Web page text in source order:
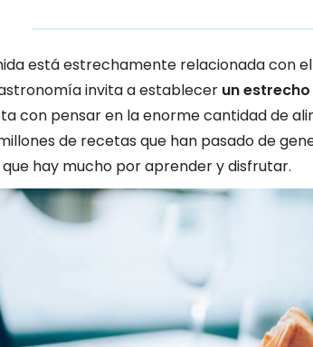
está estrechamente relacionada con
invita a establecer un
con pensar en la enorme cantidad de
de recetas que han pasado de
hay mucho por aprender y disfrutar.